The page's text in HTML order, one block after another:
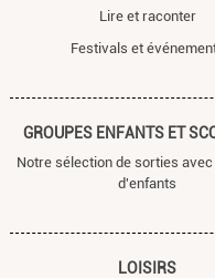
Lire et raconter
Festivals et
GROUPES ENFANTS ET
Notre sélection de sorties
d'enfants
LOISIRS